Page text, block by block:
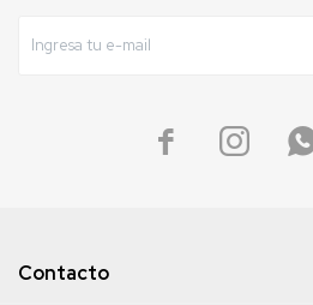
 
Contacto